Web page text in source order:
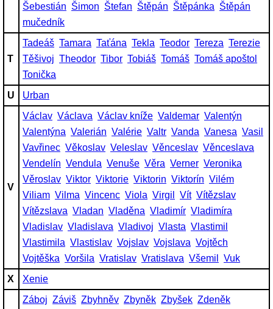
Šebestián Šimon Štefan Štěpán Štěpánka Štěpán
mučedník
T
Tadeáš Tamara Taťána Tekla Teodor Tereza Terezie
Těšivoj Theodor Tibor Tobiáš Tomáš Tomáš apoštol
Tonička
U
Urban
V
Václav Václava Václav kníže Valdemar Valentýn
Valentýna Valerián Valérie Valtr Vanda Vanesa Vasil
Vavřinec Věkoslav Veleslav Věnceslav Věnceslava
Vendelín Vendula Venuše Věra Verner Veronika
Věroslav Viktor Viktorie Viktorin Viktorín Vilém
Viliam Vilma Vincenc Viola Virgil Vít Vítězslav
Vítězslava Vladan Vladěna Vladimír Vladimíra
Vladislav Vladislava Vladivoj Vlasta Vlastimil
Vlastimila Vlastislav Vojslav Vojslava Vojtěch
Vojtěška Voršila Vratislav Vratislava Všemil
Vuk
X
Xenie
Záboj Záviš Zbyhněv Zbyněk Zbyšek Zdeněk